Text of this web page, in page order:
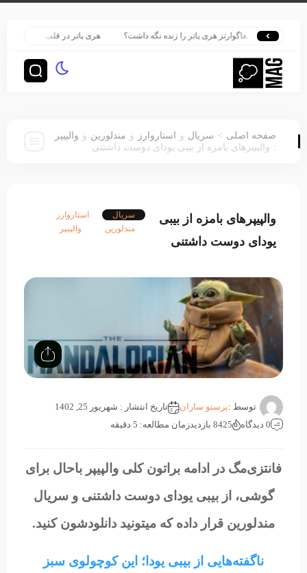
به هاگوارتز هری پاتر را زنده نگه داشت؟ هری پاتر در قلب بزرگ‌ترین پرونده هوش
صفحه اصلی > سریال و استاروارز و مندلورین و والپیپر
: والپیپرهای بامزه از بیبی یودای دوست داشتنی
والپیپرهای بامزه از بیبی
یودای دوست داشتنی
سریال
استاروارز
مندلورین
والپیپر
توسط :پرستو ساران
تاریخ انتشار : شهریور 25, 1402
0 دیدگاه
8425 بازدید زمان مطالعه: 5 دقیقه
فانتزی‌مگ در ادامه براتون کلی والپیپر باحال برای
گوشی، از بیبی یودای دوست داشتنی و سریال
مندلورین قرار داده که میتونید دانلودشون کنید.
ناگفته‌هایی از بیبی یودا؛ این کوچولوی سبز